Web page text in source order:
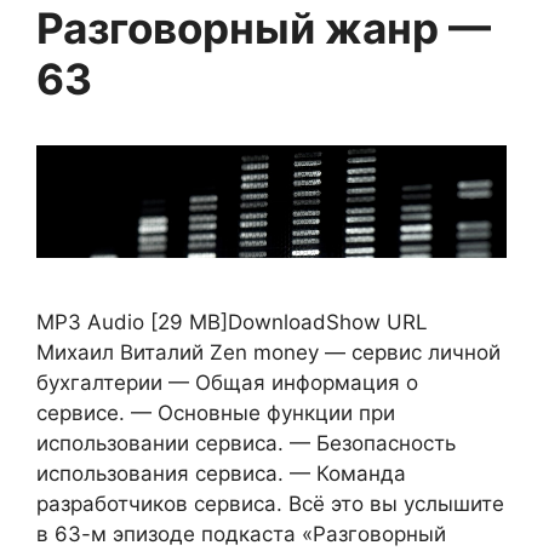
Разговорный жанр —
63
MP3 Audio [29 MB]DownloadShow URL
Михаил Виталий Zen money — сервис личной
бухгалтерии — Общая информация о
сервисе. — Основные функции при
использовании сервиса. — Безопасность
использования сервиса. — Команда
разработчиков сервиса. Всё это вы услышите
в 63-м эпизоде подкаста «Разговорный